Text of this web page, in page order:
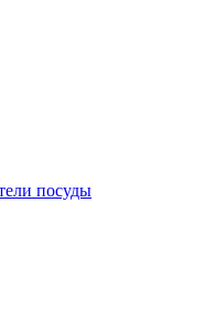
посуды